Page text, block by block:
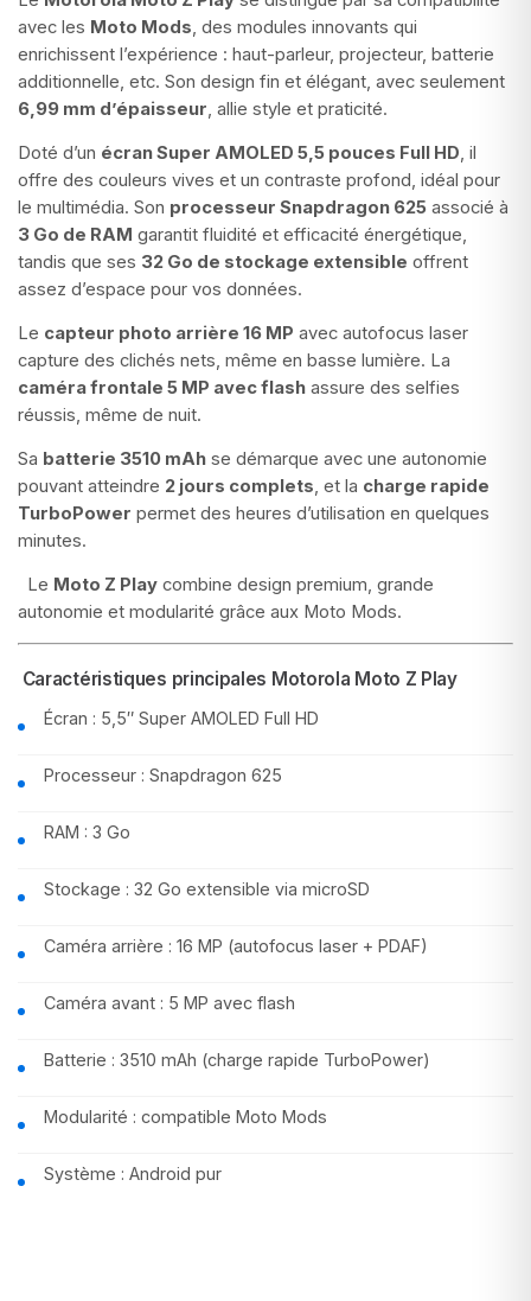
avec les Moto Mods, des modules innovants qui
enrichissent l’expérience : haut-parleur, projecteur, batterie
additionnelle, etc. Son design fin et élégant, avec seulement
6,99 mm d’épaisseur, allie style et praticité.
Doté d’un écran Super AMOLED 5,5 pouces Full HD, il
offre des couleurs vives et un contraste profond, idéal pour
le multimédia. Son processeur Snapdragon 625 associé à
3 Go de RAM garantit fluidité et efficacité énergétique,
tandis que ses 32 Go de stockage extensible offrent
assez d’espace pour vos données.
Le capteur photo arrière 16 MP avec autofocus laser
capture des clichés nets, même en basse lumière. La
caméra frontale 5 MP avec flash assure des selfies
réussis, même de nuit.
Sa batterie 3510 mAh se démarque avec une autonomie
pouvant atteindre 2 jours complets, et la charge rapide
TurboPower permet des heures d’utilisation en quelques
minutes.
Le Moto Z Play combine design premium, grande
autonomie et modularité grâce aux Moto Mods.
Caractéristiques principales Motorola Moto Z Play
Écran : 5,5″ Super AMOLED Full HD
Processeur : Snapdragon 625
RAM : 3 Go
Stockage : 32 Go extensible via microSD
Caméra arrière : 16 MP (autofocus laser + PDAF)
Caméra avant : 5 MP avec flash
Batterie : 3510 mAh (charge rapide TurboPower)
Modularité : compatible Moto Mods
Système : Android pur